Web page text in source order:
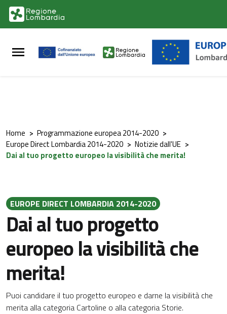
Vai al contenuto principale
Vai al footer
Home > Programmazione europea 2014-2020 >
Europe Direct Lombardia 2014-2020 > Notizie dall'UE >
Dai al tuo progetto europeo la visibilità che merita!
EUROPE DIRECT LOMBARDIA 2014-2020
Dai al tuo progetto
europeo la visibilità che
merita!
Puoi candidare il tuo progetto europeo e darne la visibilità che
merita alla categoria Cartoline o alla categoria Storie.